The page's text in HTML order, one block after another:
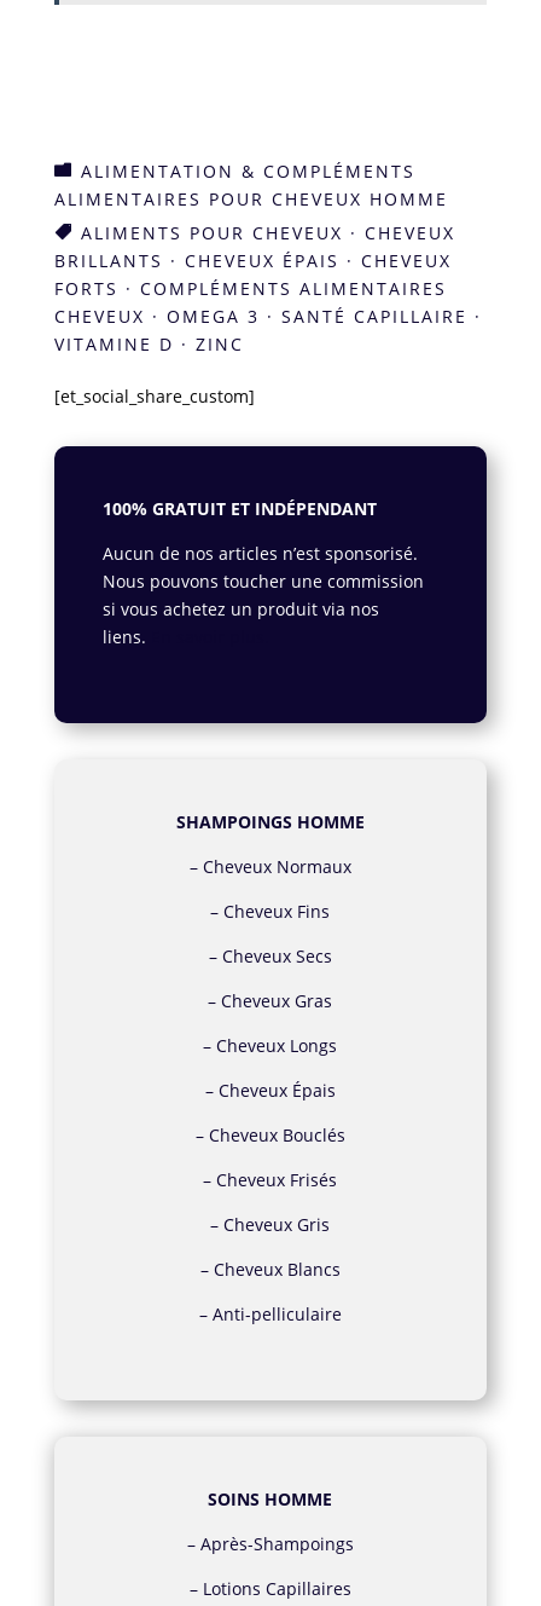

ALIMENTATION & COMPLÉMENTS
ALIMENTAIRES POUR CHEVEUX HOMME
 ALIMENTS POUR CHEVEUX · CHEVEUX
BRILLANTS · CHEVEUX ÉPAIS · CHEVEUX
FORTS · COMPLÉMENTS ALIMENTAIRES
CHEVEUX · OMEGA 3 · SANTÉ CAPILLAIRE ·
VITAMINE D · ZINC
[et_social_share_custom]
100% GRATUIT ET INDÉPENDANT
Aucun de nos articles n’est sponsorisé.
Nous pouvons toucher une commission
si vous achetez un produit via nos
liens.
SHAMPOINGS HOMME
– Cheveux Normaux
–Cheveux Fins
– Cheveux Secs
–Cheveux Gras
–Cheveux Longs
– Cheveux Épais
– Cheveux Bouclés
–Cheveux Frisés
–Cheveux Gris
– Cheveux Blancs
– Anti-pelliculaire
SOINS HOMME
– Après-Shampoings
– Lotions Capillaires